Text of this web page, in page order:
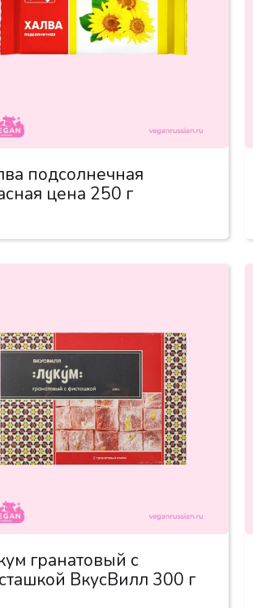
подсолнечная
цена 250 г
гранатовый с
ВкусВилл 300 г